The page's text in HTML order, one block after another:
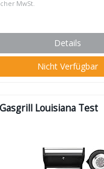
MwSt.
Details
Nicht Verfügbar
Louisiana Test